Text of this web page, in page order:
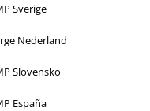
Sverige
Nederland
Slovensko
España